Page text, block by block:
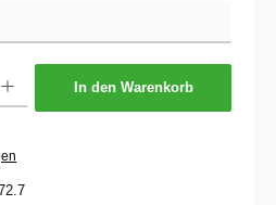
In den Warenkorb